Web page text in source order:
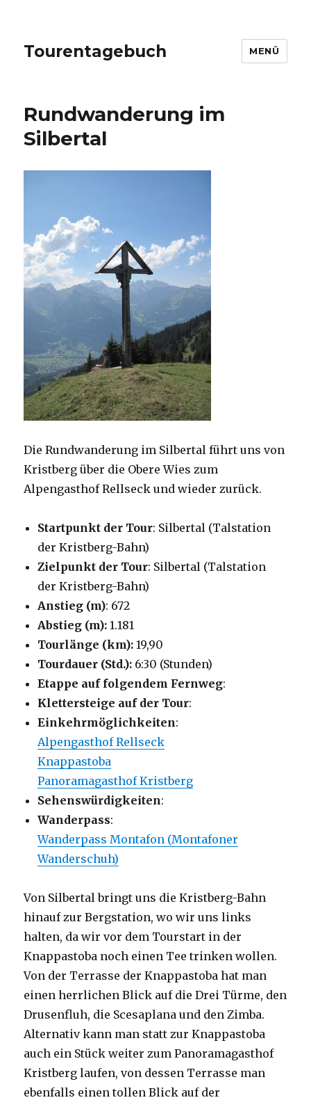
Tourentagebuch MENÜ
Rundwanderung im
Silbertal
Die Rundwanderung im Silbertal führt uns von
Kristberg über die Obere Wies zum
Alpengasthof Rellseck und wieder zurück.
Startpunkt der Tour: Silbertal (Talstation
der Kristberg-Bahn)
Zielpunkt der Tour: Silbertal (Talstation
der Kristberg-Bahn)
Anstieg (m): 672
Abstieg (m): 1.181
Tourlänge (km):19,90
Tourdauer (Std.): 6:30 (Stunden)
Etappe auf folgendem Fernweg:
Klettersteige auf der Tour:
Einkehrmöglichkeiten:
Alpengasthof Rellseck
Knappastoba
Panoramagasthof Kristberg
Sehenswürdigkeiten:
Wanderpass:
Wanderpass Montafon (Montafoner
Wanderschuh)
Von Silbertal bringt uns die Kristberg-Bahn
hinauf zur Bergstation, wo wir uns links
halten, da wir vor dem Tourstart in der
Knappastoba noch einen Tee trinken wollen.
Von der Terrasse der Knappastoba hat man
einen herrlichen Blick auf die Drei Türme, den
Drusenfluh, die Scesaplana und den Zimba.
Alternativ kann man statt zur Knappastoba
auch ein Stück weiter zum Panoramagasthof
Kristberg laufen, von dessen Terrasse man
ebenfalls einen tollen Blick auf der